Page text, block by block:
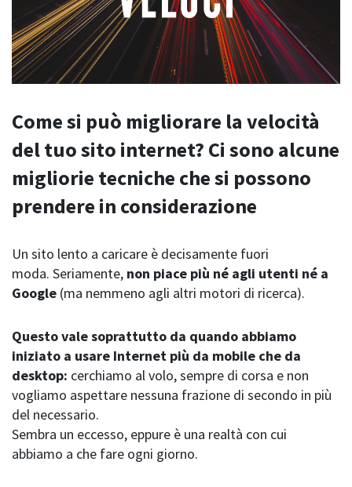
Come si può migliorare la velocità
del tuo sito internet? Ci sono alcune
migliorie tecniche che si possono
prendere in considerazione
Un sito lento a caricare è decisamente fuori
moda. Seriamente, non piace più né agli utenti né a
Google (ma nemmeno agli altri motori di ricerca).
Questo vale soprattutto da quando abbiamo
iniziato a usare Internet più da mobile che da
desktop: cerchiamo al volo, sempre di corsa e non
vogliamo aspettare nessuna frazione di secondo in più
del necessario.
Sembra un eccesso, eppure è una realtà con cui
abbiamo a che fare ogni giorno.